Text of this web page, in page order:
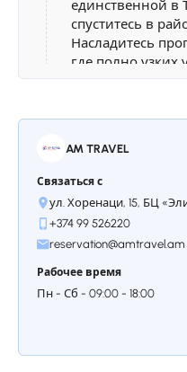
единственной в
спуститесь в
Насладитесь
где полно узких
винными
Также посетите
театра Резо
по Мосту Мира в
видом Тбилиси.
Ночь в Тбилиси
AM TRAVEL
Связаться с
ул. Хоренаци, 15, БЦ
+374 99 526220
reservation@amtravel.am
Рабочее время
Пн - Сб - 09:00 - 18:00